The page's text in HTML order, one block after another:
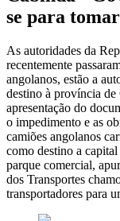
se para
As autoridades da
recentemente
angolanos, estão a
destino à província de
apresentação do
o impedimento e as
camiões angolanos
como destino a
parque comercial,
dos Transportes
transportadores para